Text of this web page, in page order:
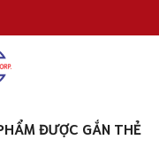
ĐƯỢC GẮN THẺ